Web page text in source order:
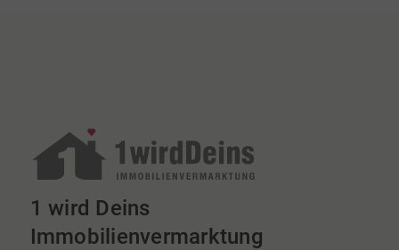
1 wird Deins
Immobilienvermarktung